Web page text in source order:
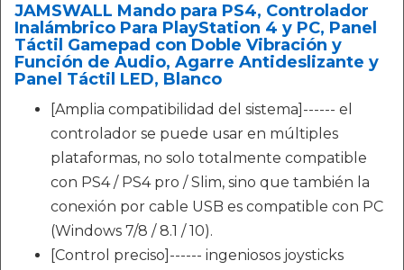
JAMSWALL Mando para PS4, Controlador
Inalámbrico Para PlayStation 4 y PC, Panel
Táctil Gamepad con Doble Vibración y
Función de Audio, Agarre Antideslizante y
Panel Táctil LED, Blanco
[Amplia compatibilidad del sistema]------ el
controlador se puede usar en múltiples
plataformas, no solo totalmente compatible
con PS4 / PS4 pro / Slim, sino que también la
conexión por cable USB es compatible con PC
(Windows 7/8 / 8.1 / 10).
[Control preciso]------ ingeniosos joysticks